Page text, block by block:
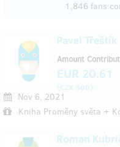
1,846 fans
Pavel Třeštík
Nov 6, 2021
Kniha Proměny světa +
Amount
EUR 20.61
(CZK 500)
Roman